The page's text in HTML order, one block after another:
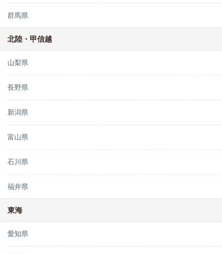
群馬県
北陸・甲信越
山梨県
長野県
新潟県
富山県
石川県
福井県
東海
愛知県